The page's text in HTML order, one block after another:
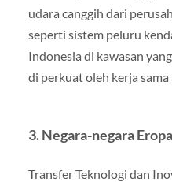
udara canggih dari
seperti sistem peluru
Indonesia di kawasan
di perkuat oleh kerja sama
3. Negara-negara Eropa
Transfer Teknologi dan